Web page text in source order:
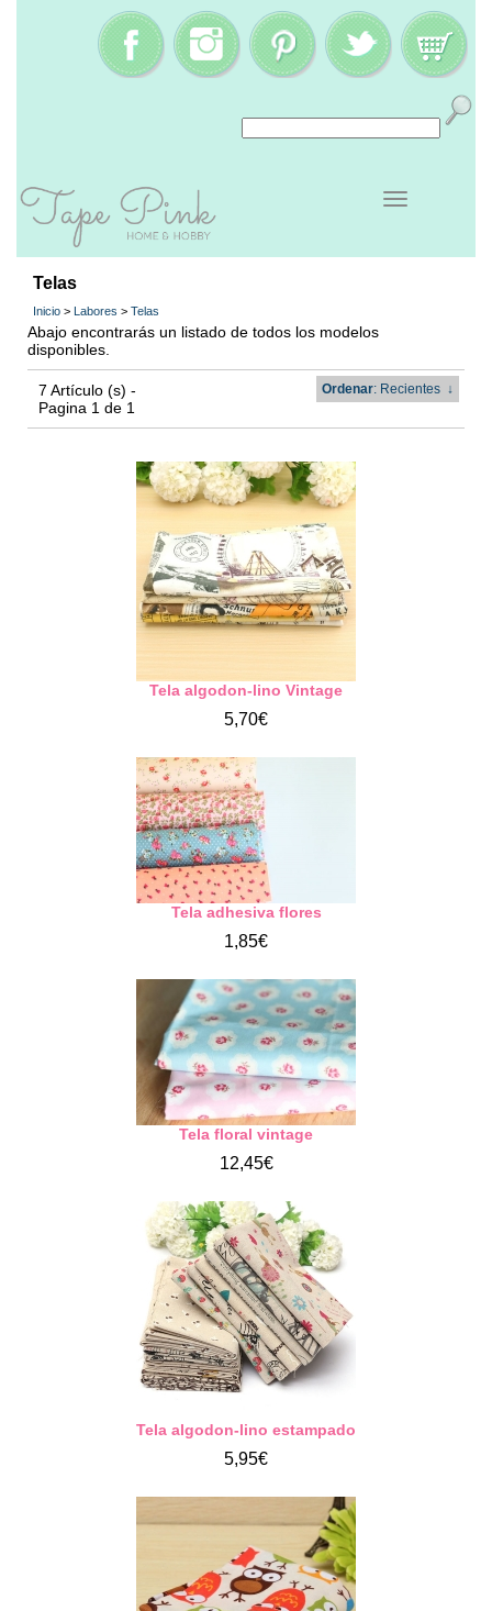
Telas
Inicio > Labores > Telas
Abajo encontrarás un listado de todos los modelos
disponibles.
7 Artículo (s) -
Pagina 1 de 1
Ordenar: Recientes↓
Tela algodon-lino Vintage
5,70€
Tela adhesiva flores
1,85€
Tela floral vintage
12,45€
Tela algodon-lino estampado
5,95€